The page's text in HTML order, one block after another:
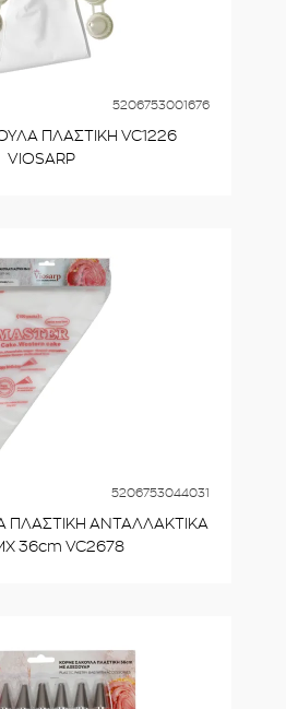
5206753001676
ΠΛΑΣΤΙΚΗ VC1226
VIOSARP
5206753044031
ΠΛΑΣΤΙΚΗ ΑΝΤΑΛΛΑΚΤΙΚΑ
36cm VC2678